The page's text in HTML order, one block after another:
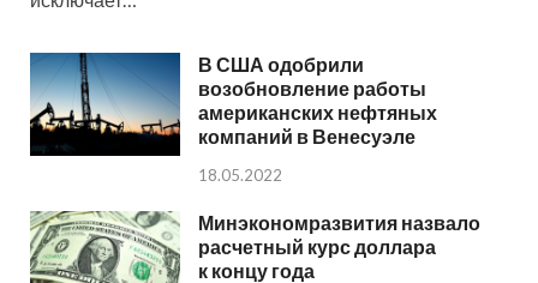
В США одобрили
возобновление работы
американских нефтяных
компаний в Венесуэле
18.05.2022
Минэкономразвития назвало
расчетный курс доллара
к концу года